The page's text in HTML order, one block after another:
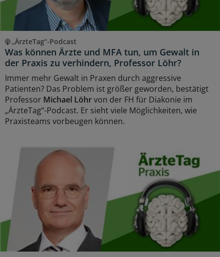
„ÄrzteTag“-Podcast
Was können Ärzte und MFA tun, um Gewalt in
der Praxis zu verhindern, Professor Löhr?
Immer mehr Gewalt in Praxen durch aggressive
Patienten? Das Problem ist größer geworden, bestätigt
Professor Michael Löhrvon der FH für Diakonie im
„ÄrzteTag“-Podcast. Er sieht viele Möglichkeiten, wie
Praxisteams vorbeugen können.